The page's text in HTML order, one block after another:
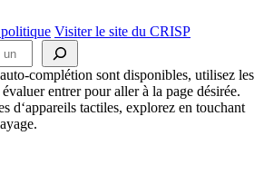
Visiter le site du CRISP
complétion sont disponibles, utilisez les
entrer pour aller à la page désirée.
d‘appareils tactiles, explorez en touchant